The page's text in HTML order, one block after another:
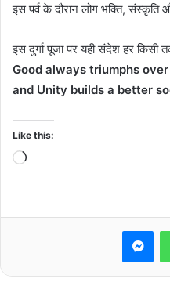
इस पर्व के दौरान लोग भक्ति,
इस दुर्गा पूजा पर यही संदेश हर किसी
Good always triumphs
and Unity builds a better
Like this:
Loading…